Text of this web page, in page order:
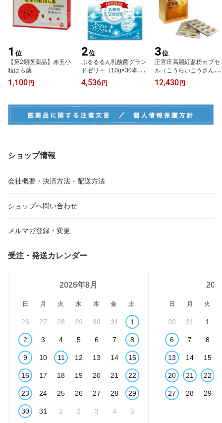
1 位
【第2類医薬品】赤玉小
粒はら薬
1,100円
2位
ぷるるるん乳酸菌グラン
ドゼリー（10g×30本）
【送料無料】
4,536円
3位
正官庄高麗紅蔘粉カプセ
ル（こうらいこうさんふ
ん） 200カプセル【第3
類医薬品】【送料無料】
12,430円
ショップ情報
会社概要・決済方法・配送方法
ショップへ問い合わせ
メルマガ登録・変更
受注・発送カレンダー
2026年8月
日 月 火 水 木 金 土
26 27 28 29 30 31 1
2 3 4 5 6 7 8
9 10 11 12 13 14 15
16 17 18 19 20 21 22
23 24 25 26 27 28 29
30 31 1 2 3 4 5
日 月 火
30 31 1
6 7 8
13 14 15
20 21 22
27 28 29